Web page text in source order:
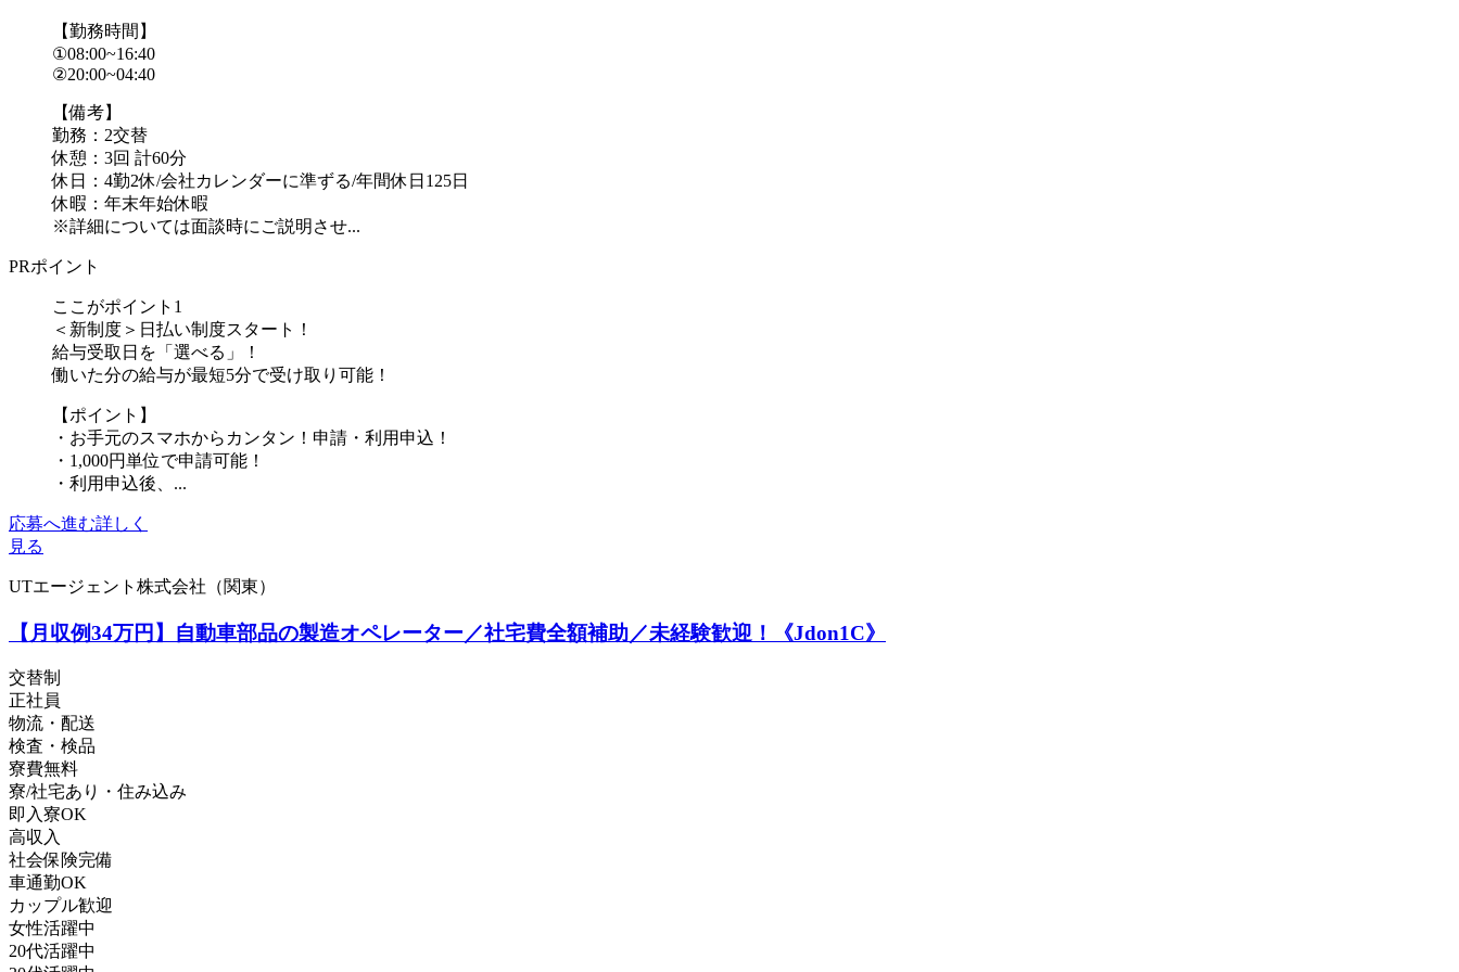
【勤務時間】
①08:00~16:40
②20:00~04:40
【備考】
勤務：2交替
休憩：3回 計60分
休日：4勤2休/会社カレンダーに準ずる/年間休日125日
休暇：年末年始休暇
※詳細については面談時にご説明させ...
PRポイント
ここがポイント1
＜新制度＞日払い制度スタート！
給与受取日を「選べる」！
働いた分の給与が最短5分で受け取り可能！
【ポイント】
・お手元のスマホからカンタン！申請・利用申込！
・1,000円単位で申請可能！
・利用申込後、...
応募へ進む詳しく
見る
UTエージェント株式会社（関東）
【月収例34万円】自動車部品の製造オペレーター／社宅費全額補助／未経験歓迎！《Jdon1C》
交替制
正社員
物流・配送
検査・検品
寮費無料
寮/社宅あり・住み込み
即入寮OK
高収入
社会保険完備
車通勤OK
カップル歓迎
女性活躍中
20代活躍中